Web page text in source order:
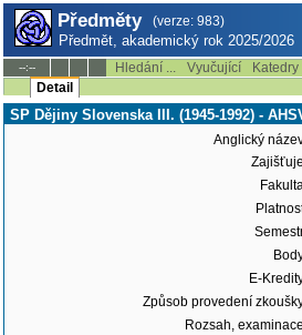
Předměty (verze: 983)
Předmět, akademický rok 2025/2026
--:-- Hledání ... Vyučující Katedry
Detail
SP Dějiny Slovenska III. (1945-1992) -
Anglický
E-
Způsob provedení
Rozsah,